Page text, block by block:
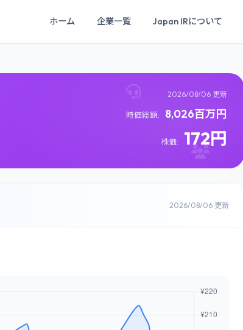
ホーム 企業一覧 Japan IRについて
2026/08/06 更新
時価総額: 8,026百万円
株価: 172円
2026/08/06 更新